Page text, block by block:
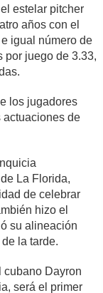
estelar pitcher
años con el
igual número de
por juego de 3.33,
los jugadores
actuaciones de
La Florida,
de celebrar
hizo el
su alineación
la tarde.
cubano Dayron
será el primer